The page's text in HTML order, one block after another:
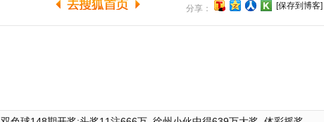
分享： [保存到博客]